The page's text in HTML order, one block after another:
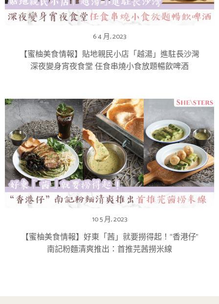
6 4 月, 2023
【蜜柚美食情報】貼地親民小店「越湯」進駐長沙灣
深夜變身宵夜食堂 任食串燒小食放題暢飲啤酒
10 5 月, 2023
【蜜柚美食情報】好東「茜」就要撈得起！“香港仔”
南記粉麵清爽推出：首推芫茜撈米線